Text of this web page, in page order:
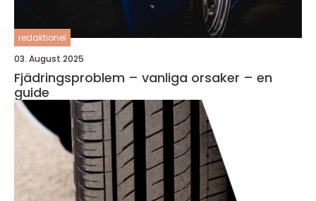
redaktionel
03. August 2025
Fjädringsproblem – vanliga orsaker – en
guide